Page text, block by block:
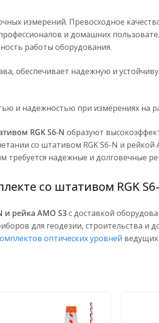
измерений. Превосходное
и домашних
работы оборудования.
обеспечивает надежную и
и надежностью при измерениях на
RGK S6-N образуют
со штативом RGK S6-N и
надежные и долговечные
со штативом RGK
и рейка AMO S3с доставкой
для геодезии, строительства и
оптических уровней